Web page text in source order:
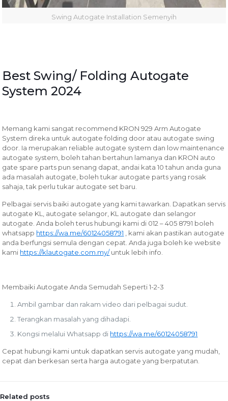
Swing Autogate Installation Semenyih
Best Swing/ Folding Autogate
System 2024
Memang kami sangat recommend KRON 929 Arm Autogate
System direka untuk autogate folding door atau autogate swing
door. Ia merupakan reliable autogate system dan low maintenance
autogate system, boleh tahan bertahun lamanya dan KRON auto
gate spare parts pun senang dapat, andai kata 10 tahun anda guna
ada masalah autogate, boleh tukar autogate parts yang rosak
sahaja, tak perlu tukar autogate set baru.
Pelbagai servis baiki autogate yang kami tawarkan. Dapatkan servis
autogate KL, autogate selangor, KL autogate dan selangor
autogate. Anda boleh terus hubungi kami di 012 – 405 8791 boleh
whatsapp https://wa.me/60124058791
, kami akan pastikan autogate
anda berfungsi semula dengan cepat. Anda juga boleh ke website
kami https://klautogate.com.my/ untuk lebih info.
Membaiki Autogate Anda Semudah Seperti 1-2-3
Ambil gambar dan rakam video dari pelbagai sudut.
Terangkan masalah yang dihadapi.
Kongsi melalui Whatsapp di https://wa.me/60124058791
Cepat hubungi kami untuk dapatkan servis autogate yang mudah,
cepat dan berkesan serta harga autogate yang berpatutan.
Related posts